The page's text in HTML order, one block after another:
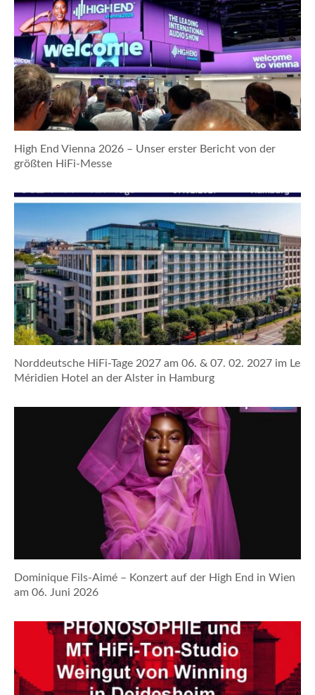
High End Vienna 2026 – Unser erster Bericht von der
größten HiFi-Messe
Norddeutsche HiFi-Tage 2027 am 06. & 07. 02. 2027 im Le
Méridien Hotel an der Alster in Hamburg
Dominique Fils-Aimé – Konzert auf der High End in Wien
am 06. Juni 2026